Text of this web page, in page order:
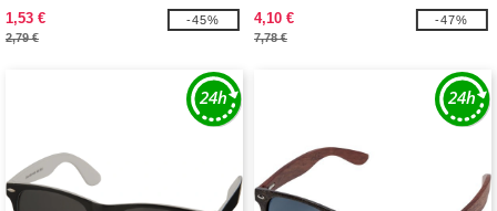
Kunststoff
1,53 €
2,79 €
-45%
Kunststoff und Bambus
4,10 €
7,78 €
-47%